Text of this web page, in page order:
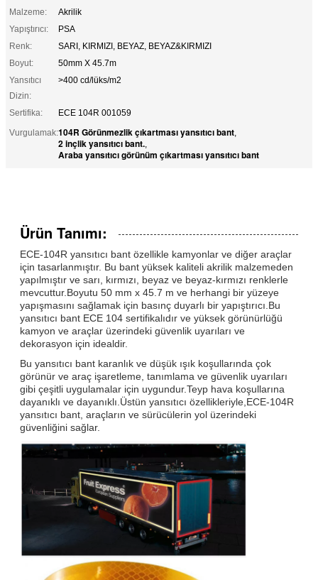
Malzeme:
Akrilik
Yapıştırıcı:
PSA
Renk:
SARI, KIRMIZI, BEYAZ, BEYAZ&KIRMIZI
Boyut:
50mm X 45.7m
Yansıtıcı
Dizin:
>400 cd/lüks/m2
Sertifika:
ECE 104R 001059
Vurgulamak:104R Görünmezlik çıkartması yansıtıcı bant,
2 inçlik yansıtıcı bant.,
Araba yansıtıcı görünüm çıkartması yansıtıcı bant
Ürün Tanımı:
ECE-104R yansıtıcı bant özellikle kamyonlar ve diğer araçlar
için tasarlanmıştır. Bu bant yüksek kaliteli akrilik malzemeden
yapılmıştır ve sarı, kırmızı, beyaz ve beyaz-kırmızı renklerle
mevcuttur.Boyutu 50 mm x 45.7 m ve herhangi bir yüzeye
yapışmasını sağlamak için basınç duyarlı bir yapıştırıcı.Bu
yansıtıcı bant ECE 104 sertifikalıdır ve yüksek görünürlüğü
kamyon ve araçlar üzerindeki güvenlik uyarıları ve
dekorasyon için idealdir.
Bu yansıtıcı bant karanlık ve düşük ışık koşullarında çok
görünür ve araç işaretleme, tanımlama ve güvenlik uyarıları
gibi çeşitli uygulamalar için uygundur.Teyp hava koşullarına
dayanıklı ve dayanıklı.Üstün yansıtıcı özellikleriyle,ECE-104R
yansıtıcı bant, araçların ve sürücülerin yol üzerindeki
güvenliğini sağlar.